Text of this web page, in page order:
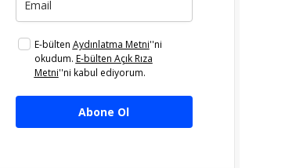
E-bülten Aydınlatma Metni''ni
okudum. E-bülten Açık Rıza
Metni''ni kabul ediyorum.
Abone Ol